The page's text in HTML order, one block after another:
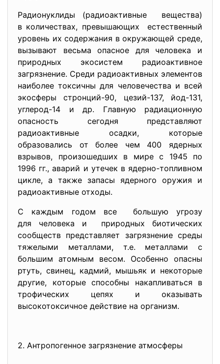
Радионуклиды (радиоактивные вещества)
в количествах, превышающих естественный
уровень их содержания в окружающей среде,
вызывают весьма опасное для человека и
природных экосистем радиоактивное
загрязнение. Среди радиоактивных элементов
наиболее токсичны для человечества и всей
экосферы стронций-90, цезий-137, йод-131,
углерод-14 и др. Главную радиационную
опасность сегодня представляют
радиоактивные осадки, которые
образовались от более чем 400 ядерных
взрывов, произошедших в мире с 1945 по
1996 гг., аварий и утечек в ядерно-топливном
цикле, а также запасы ядерного оружия и
радиоактивные отходы.
С каждым годом все большую угрозу
для человека и природных биотических
сообществ представляет загрязнение среды
тяжелыми металлами, т.е. металлами с
большим атомным весом. Особенно опасны
ртуть, свинец, кадмий, мышьяк и некоторые
другие, которые способны накапливаться в
трофических цепях и оказывать
высокотоксичное действие на организм.
2. Антропогенное загрязнение атмосферы